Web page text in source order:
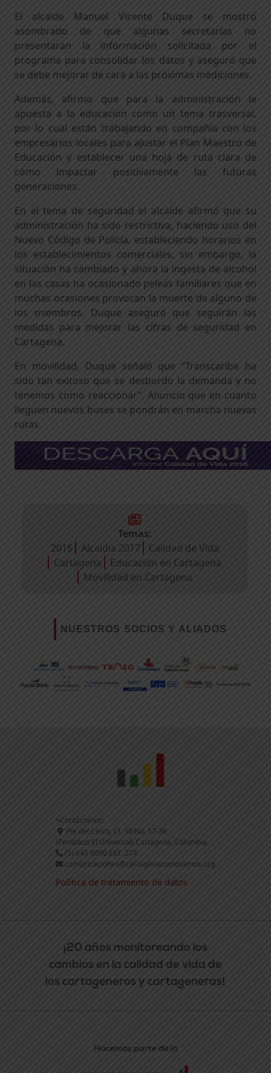
El alcalde Manuel Vicente Duque se mostró
asombrado de que algunas secretarias no
presentaran la información solicitada por el
programa para consolidar los datos y aseguró que
se debe mejorar de cara a las próximas mediciones.
Además, afirmo que para la administración le
apuesta a la educación como un tema trasversal,
por lo cual están trabajando en compañía con los
empresarios locales para ajustar el Plan Maestro de
Educación y establecer una hoja de ruta clara de
cómo impactar positivamente las futuras
generaciones.
En el tema de seguridad el alcalde afirmó que su
administración ha sido restrictiva, haciendo uso del
Nuevo Código de Policía, estableciendo horarios en
los establecimientos comerciales, sin embargo, la
situación ha cambiado y ahora la ingesta de alcohol
en las casas ha ocasionado peleas familiares que en
muchas ocasiones provocan la muerte de alguno de
los miembros. Duque aseguró que seguirán las
medidas para mejorar las cifras de seguridad en
Cartagena.
En movilidad, Duque señaló que “Transcaribe ha
sido tan exitoso que se desbordo la demanda y no
tenemos como reaccionar”. Anuncio que en cuanto
lleguen nuevos buses se pondrán en marcha nuevas
rutas.
Temas:
2016
Alcaldía 2017
Calidad de Vida
Cartagena
Educación en Cartagena
Movilidad en Cartagena
NUESTROS SOCIOS Y ALIADOS
>Contáctanos:
Pie del Cerro, Cl. 30 No. 17-36
(Periódico El Universal) Cartagena, Colombia.
(5) 649 9090 EXT. 274
comunicaciones@cartagenacomovamos.org
Política de tratamiento de datos
¡20 años monitoreando los
cambios en la calidad de vida de
los cartageneros y cartageneras!
Hacemos parte de la